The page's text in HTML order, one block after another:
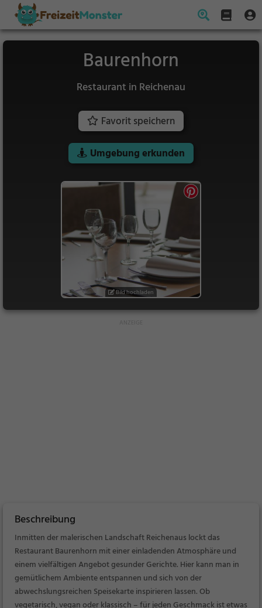
Baurenhorn
Restaurant in Reichenau
Favorit speichern
Umgebung erkunden
Bild hochladen
Beschreibung
Inmitten der malerischen Landschaft Reichenaus lockt das
Restaurant Baurenhorn mit einer einladenden Atmosphäre und
einem vielfältigen Angebot gesunder Gerichte. Hier kann man in
gemütlichem Ambiente entspannen und sich von der
abwechslungsreichen Speisekarte inspirieren lassen. Ob